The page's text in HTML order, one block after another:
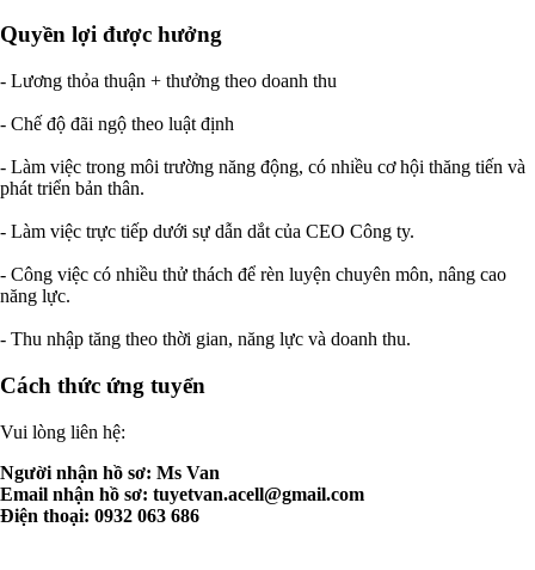
Quyền lợi được hưởng
- Lương thỏa thuận + thưởng theo doanh thu
- Chế độ đãi ngộ theo luật định
- Làm việc trong môi trường năng động, có nhiều cơ hội thăng tiến và
phát triển bản thân.
- Làm việc trực tiếp dưới sự dẫn dắt của CEO Công ty.
- Công việc có nhiều thử thách để rèn luyện chuyên môn, nâng cao
năng lực.
- Thu nhập tăng theo thời gian, năng lực và doanh thu.
Cách thức ứng tuyển
Vui lòng liên hệ:
Người nhận hồ sơ: Ms Van
Email nhận hồ sơ: tuyetvan.acell@gmail.com
Điện thoại: 0932 063 686